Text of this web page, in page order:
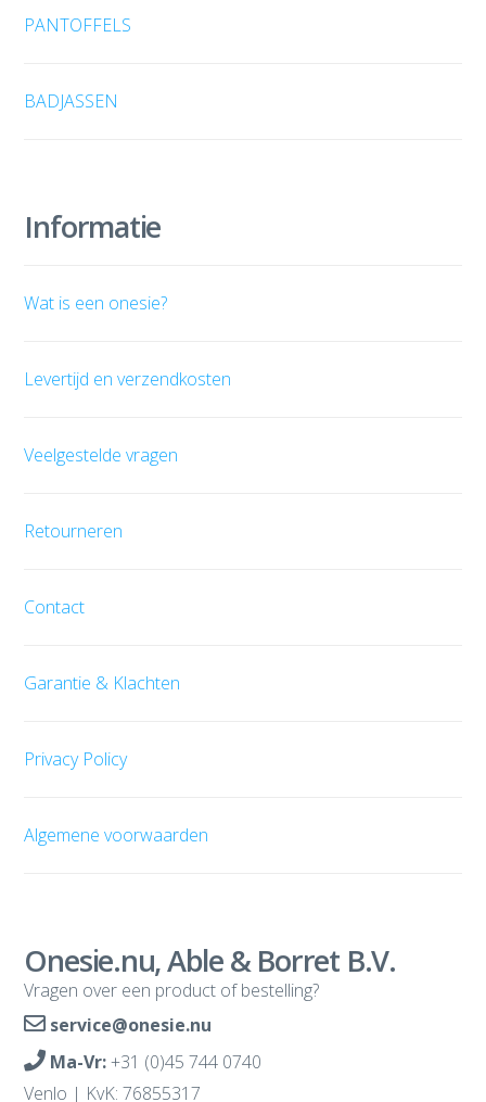
PANTOFFELS
BADJASSEN
Informatie
Wat is een onesie?
Levertijd en verzendkosten
Veelgestelde vragen
Retourneren
Contact
Garantie & Klachten
Privacy Policy
Algemene voorwaarden
Onesie.nu, Able & Borret B.V.
Vragen over een product of bestelling?
service@onesie.nu
Ma-Vr:+31 (0)45 744 0740
Venlo | KvK: 76855317